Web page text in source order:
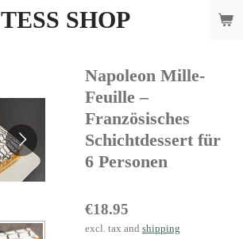
TESS SHOP
Napoleon Mille-
Feuille –
Französisches
Schichtdessert für
6 Personen
€18.95
excl. tax and shipping